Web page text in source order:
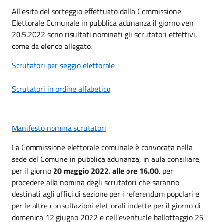
All'esito del sorteggio effettuato dalla Commissione
Elettorale Comunale in pubblica adunanza il giorno ven
20.5.2022 sono risultati nominati gli scrutatori effettivi,
come da elenco allegato.
Scrutatori per seggio elettorale
Scrutatori in ordine alfabetico
Manifesto nomina scrutatori
La Commissione elettorale comunale è convocata nella
sede del Comune in pubblica adunanza, in aula consiliare,
per il giorno 20 maggio 2022, alle ore 16.00, per
procedere alla nomina degli scrutatori che saranno
destinati agli uffici di sezione per i referendum popolari e
per le altre consultazioni elettorali indette per il giorno di
domenica 12 giugno 2022 e dell'eventuale ballottaggio 26